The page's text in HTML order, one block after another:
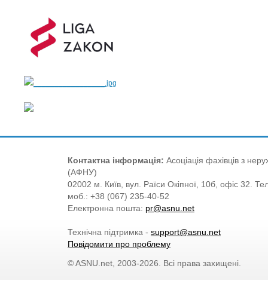
Контактна інформація: Асоціація фахівців з
(АФНУ)
02002 м. Київ, вул. Раїси Окіпної, 10б, офіс 32.
моб.: +38 (067) 235-40-52
Електронна пошта: pr@asnu.net
Технічна підтримка - support@asnu.net
Повідомити про проблему
© ASNU.net, 2003-2026. Всі права захищені.